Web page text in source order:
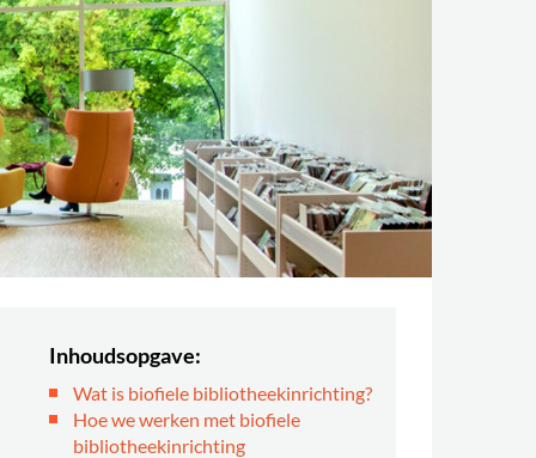
Inhoudsopgave:
Wat is biofiele bibliotheekinrichting?
Hoe we werken met biofiele
bibliotheekinrichting